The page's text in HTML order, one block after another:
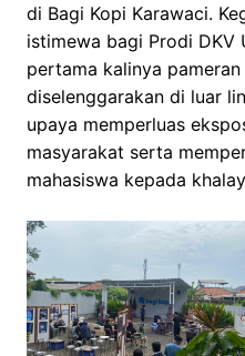
di Bagi Kopi Karawaci.
istimewa bagi Prodi DKV
pertama kalinya
diselenggarakan di luar
upaya memperluas
masyarakat serta
mahasiswa kepada